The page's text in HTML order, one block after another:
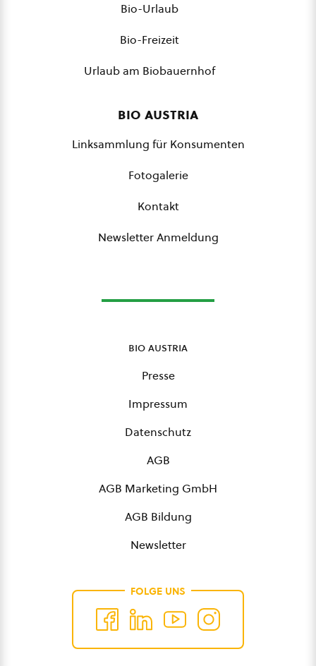
Bio-Urlaub
Bio-Freizeit
Urlaub am Biobauernhof
bio austria
Linksammlung für Konsumenten
Fotogalerie
Kontakt
Newsletter Anmeldung
bio austria
Presse
Impressum
Datenschutz
AGB
AGB Marketing GmbH
AGB Bildung
Newsletter
FOLGE UNS